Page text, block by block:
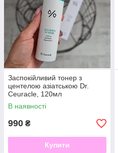
Заспокійливий тонер з
центелою азіатською Dr.
Ceuracle, 120мл
В наявності
990 ₴
Купити